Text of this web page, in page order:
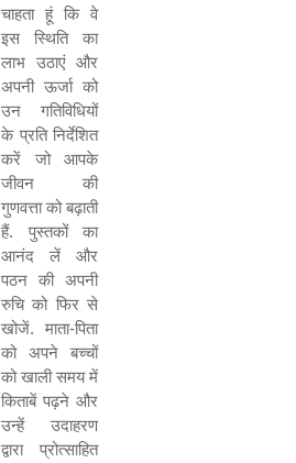
चाहता हूं कि वे
इस स्थिति का
लाभ उठाएं और
अपनी ऊर्जा को
उन गतिविधियों
के प्रति निर्देशित
करें जो आपके
जीवन की
गुणवत्ता को बढ़ाती
हैं. पुस्तकों का
आनंद लें और
पठन की अपनी
रुचि को फिर से
खोजें. माता-पिता
को अपने बच्चों
को खाली समय में
किताबें पढ़ने और
उन्हें उदाहरण
द्वारा प्रोत्साहित